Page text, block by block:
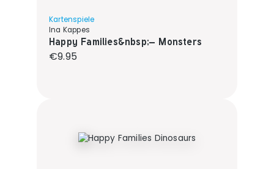
Kartenspiele
Ina Kappes
Happy Families&nbsp;– Monsters
Regular price:
€9.95